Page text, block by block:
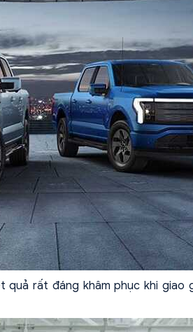
quả rất đáng khâm phục khi giao